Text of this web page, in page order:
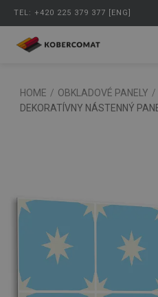
TEL: +420 225 379 377 [ENG]
HOME / OBKLADOVÉ PANELY /
DEKORATÍVNY NÁSTENNÝ